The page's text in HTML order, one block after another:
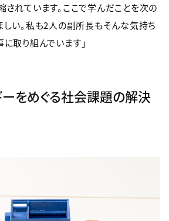
れています。ここで学んだことを次の
い。私も2人の副所長もそんな気持ち
取り組んでいます」
をめぐる社会課題の解決